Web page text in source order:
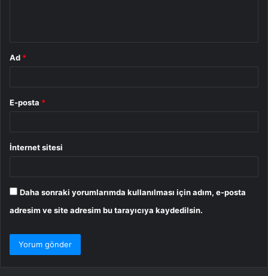
Ad *
E-posta *
İnternet sitesi
Daha sonraki yorumlarımda kullanılması için adım, e-posta
adresim ve site adresim bu tarayıcıya kaydedilsin.